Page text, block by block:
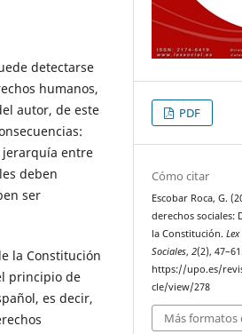
detectarse
humanos,
autor, de este
jerarquía entre
deben
ser
la Constitución
principio de
es decir,
PDF
Cómo citar
Escobar Roca, G.
derechos sociales:
la Constitución.
Sociales,2(2),
https://upo.es/
cle/view/278
Más formatos